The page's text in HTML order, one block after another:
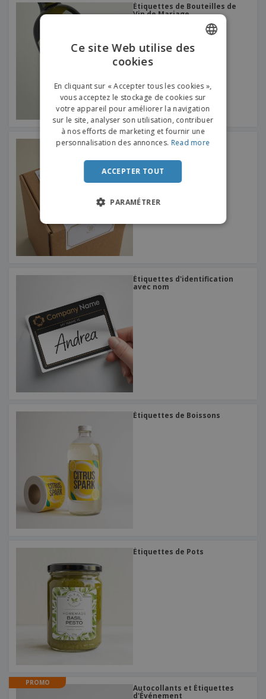
Étiquettes de Bouteilles de
Vin de Mariage
Étiquettes de Boîte
Étiquettes d'identification
avec nom
Étiquettes de Boissons
Étiquettes de Pots
PROMO
Autocollants et Étiquettes
d'Événement
DUTCH
PORTUGUESE
SPANISH
ITALIAN
Ce site Web utilise des
cookies
En cliquant sur « Accepter tous les cookies »,
vous acceptez le stockage de cookies sur
votre appareil pour améliorer la navigation
sur le site, analyser son utilisation, contribuer
à nos efforts de marketing et fournir une
personnalisation des annonces. Read more
ACCEPTER TOUT
PARAMÉTRER